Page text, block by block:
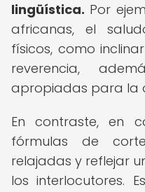
lingüística. Por
africanas, el
físicos, como
reverencia,
apropiadas para la
En contraste, en
fórmulas de
relajadas y reflejar
los interlocutores.